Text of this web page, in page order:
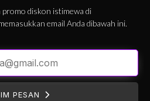
diskon istimewa di
email Anda dibawah ini.
PESAN